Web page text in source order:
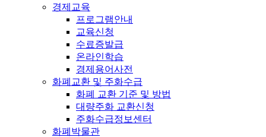
경제교육
프로그램안내
교육신청
수료증발급
온라인학습
경제용어사전
화폐교환 및 주화수급
화폐 교환 기준 및 방법
대량주화 교환신청
주화수급정보센터
화폐박물관